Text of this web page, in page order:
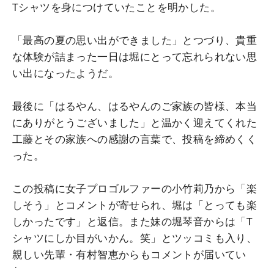
Tシャツを身につけていたことを明かした。
「最高の夏の思い出ができました」とつづり、貴重
な体験が詰まった一日は堀にとって忘れられない思
い出になったようだ。
最後に「はるやん、はるやんのご家族の皆様、本当
にありがとうございました」と温かく迎えてくれた
工藤とその家族への感謝の言葉で、投稿を締めくく
った。
この投稿に女子プロゴルファーの小竹莉乃から「楽
しそう」とコメントが寄せられ、堀は「とっても楽
しかったです」と返信。また妹の堀琴音からは「T
シャツにしか目がいかん。笑」とツッコミも入り、
親しい先輩・有村智恵からもコメントが届いてい